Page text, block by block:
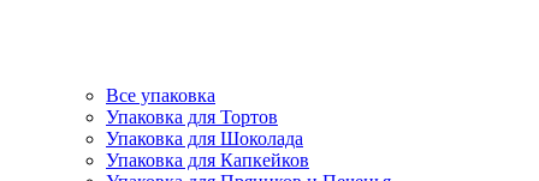
Все упаковка
Упаковка для Тортов
Упаковка для Шоколада
Упаковка для Капкейков